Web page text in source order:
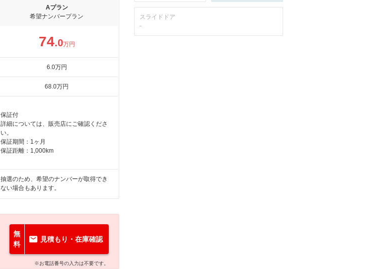
Aプラン
希望ナンバープラン
74.0万円
6.0万円
68.0万円
保証付
詳細については、販売店にご確認くださ
い。
保証期間：1ヶ月
保証距離：1,000km
抽選のため、希望のナンバーが取得でき
ない場合もあります。
無
料
見積もり・在庫確認
※お電話番号の入力は不要です。
スライドドア
-